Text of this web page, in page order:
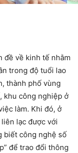
đề về kinh tế nhằm
trong độ tuổi lao
thành phố vùng
khu công nghiệp ở
làm. Khi đó, ở
lạc được với
biết công nghệ số
để trao đổi thông